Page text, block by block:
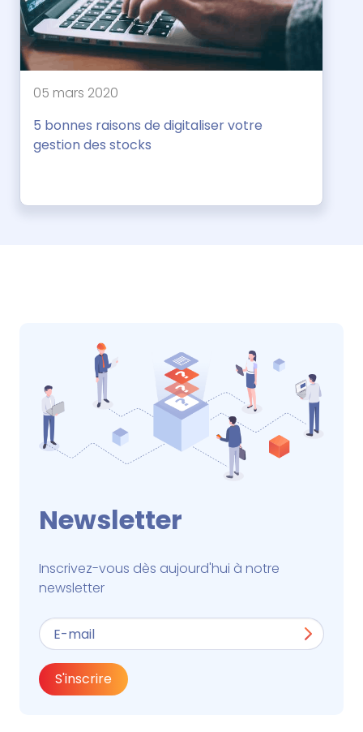
05 mars 2020
5 bonnes raisons de digitaliser votre
gestion des stocks
Newsletter
Inscrivez-vous dès aujourd'hui à notre
newsletter
S'inscrire